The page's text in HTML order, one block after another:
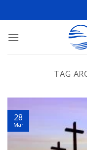
TAG
28
Mar